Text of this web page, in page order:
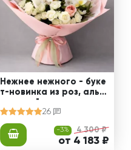
Нежнее нежного - буке
т-новинка из роз, альст
ромерий и калл
26
-3% 4 300 ₽
от 4 183 ₽